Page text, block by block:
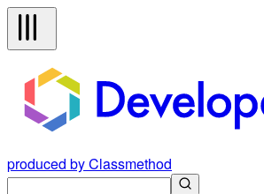
produced by Classmethod